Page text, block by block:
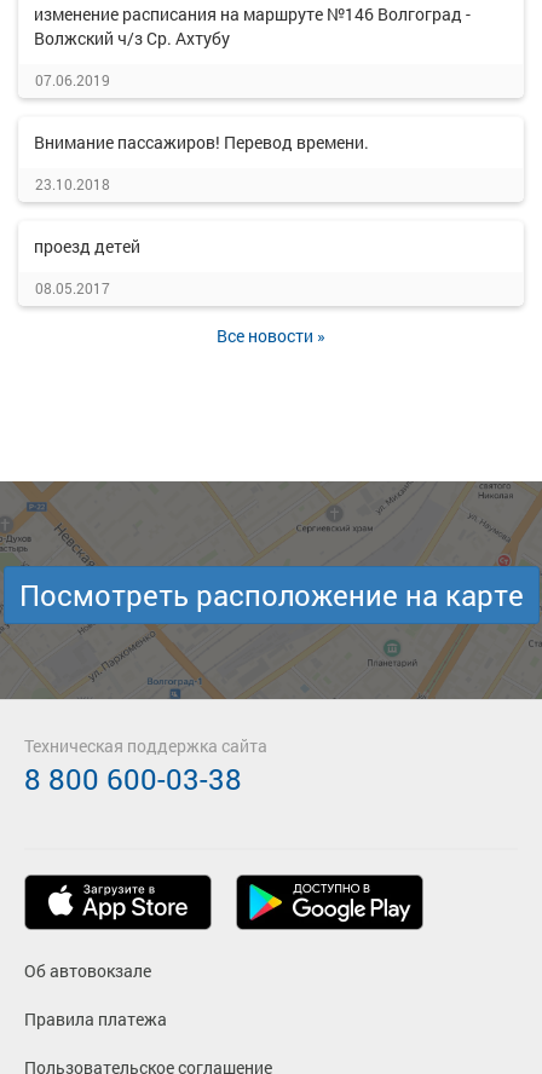
изменение расписания на маршруте №146 Волгоград -
Волжский ч/з Ср. Ахтубу
07.06.2019
Внимание пассажиров! Перевод времени.
23.10.2018
проезд детей
08.05.2017
Все новости »
Посмотреть расположение на карте
Об автовокзале
Правила платежа
Пользовательское соглашение
Техническая поддержка сайта
8 800 600-03-38